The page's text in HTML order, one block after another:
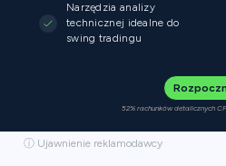
Narzędzia analizy
technicznej idealne do
swing tradingu
52% rachunków detalicznych
ⓘ Ujawnienie reklamodawcy